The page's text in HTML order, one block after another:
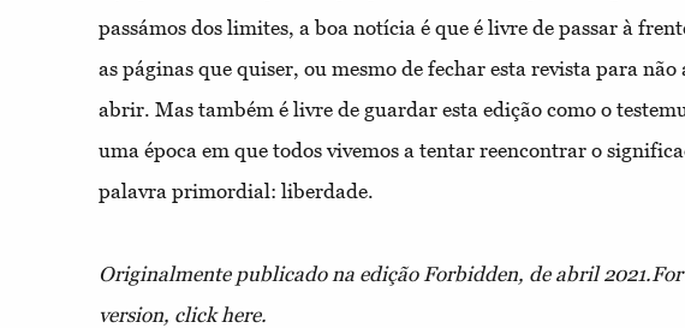
passámos dos limites, a boa notícia é que é livre de passar à
as páginas que quiser, ou mesmo de fechar esta revista para não
abrir. Mas também é livre de guardar esta edição como o
uma época em que todos vivemos a tentar reencontrar o
palavra primordial: liberdade.
Originalmente publicado na edição Forbidden, de abril
version, click here.